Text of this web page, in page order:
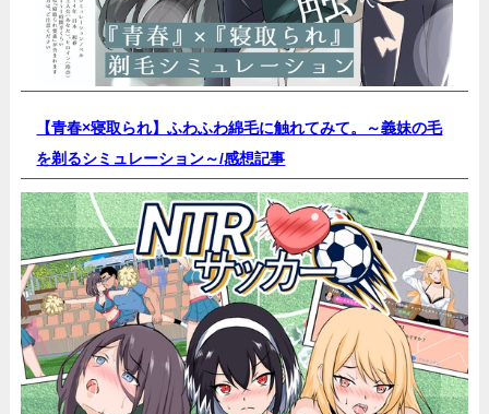
【青春×寝取られ】ふわふわ綿毛に触れてみて。～義妹の毛
を剃るシミュレーション～/感想記事